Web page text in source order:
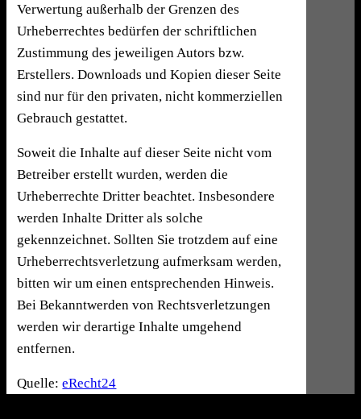
Verwertung außerhalb der Grenzen des
Urheberrechtes bedürfen der schriftlichen
Zustimmung des jeweiligen Autors bzw.
Erstellers. Downloads und Kopien dieser Seite
sind nur für den privaten, nicht kommerziellen
Gebrauch gestattet.
Soweit die Inhalte auf dieser Seite nicht vom
Betreiber erstellt wurden, werden die
Urheberrechte Dritter beachtet. Insbesondere
werden Inhalte Dritter als solche
gekennzeichnet. Sollten Sie trotzdem auf eine
Urheberrechtsverletzung aufmerksam werden,
bitten wir um einen entsprechenden Hinweis.
Bei Bekanntwerden von Rechtsverletzungen
werden wir derartige Inhalte umgehend
entfernen.
Quelle:eRecht24